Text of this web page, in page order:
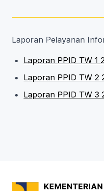
Laporan Pelayanan
Laporan PPID TW 1
Laporan PPID TW 2
Laporan PPID TW 3